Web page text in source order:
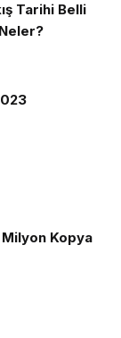
Tarihi Belli
Kopya